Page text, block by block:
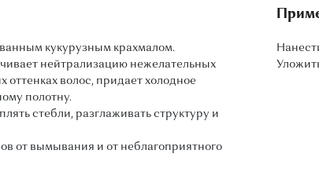
кукурузным крахмалом.
нейтрализацию нежелательных
волос, придает холодное
полотну.
стебли, разглаживать структуру и
от вымывания и от неблагоприятного